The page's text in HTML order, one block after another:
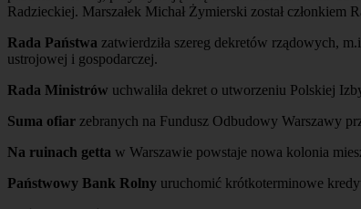
Radzieckiej. Marszałek Michał Żymierski został członkiem
Rada Państwa zatwierdziła szereg dekretów rządowych,
ustrojowej i gospodarczej.
Rada Ministrów uchwaliła dekret o utworzeniu Polskiej
Suma ofiar zebranych na Fundusz Odbudowy Warszawy
Na ruinach getta w Warszawie powstaje nowa kolonia
Państwowy Bank Rolny uruchomić krótkoterminowe